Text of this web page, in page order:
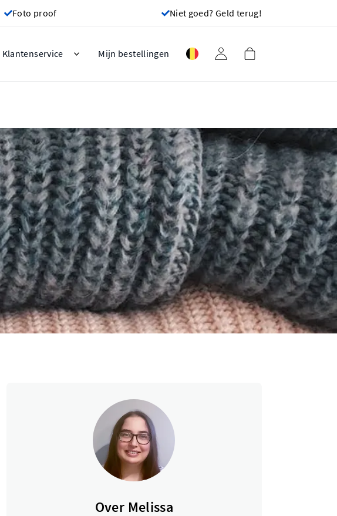
Foto proof Niet goed? Geld terug!
Klantenservice Mijn bestellingen
Over Melissa